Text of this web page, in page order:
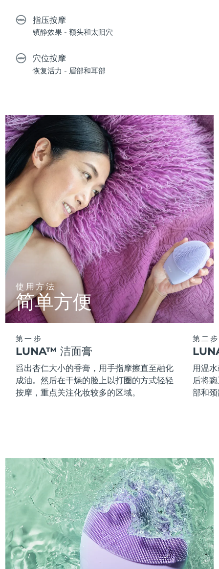
指压按摩
镇静效果 - 额头和太阳穴
穴位按摩
恢复活力 - 眉部和耳部
使用方法
简单方便
第一步
LUNA™ 洁面膏
舀出杏仁大小的香膏，用手指摩擦直至融化
成油。然后在干燥的脸上以打圈的方式轻轻
按摩，重点关注化妆较多的区域。
第二步
用温
后将
部和